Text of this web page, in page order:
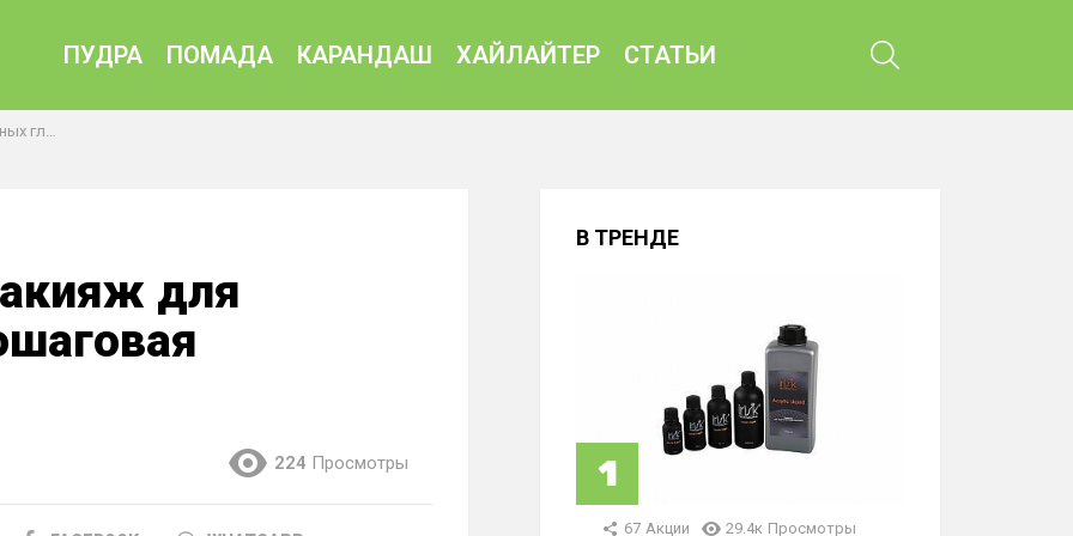
ПУДРА ПОМАДА КАРАНДАШ ХАЙЛАЙТЕР СТАТЬИ
для
224 Просмотры
В ТРЕНДЕ
67 Акции 29.4к Просмотры